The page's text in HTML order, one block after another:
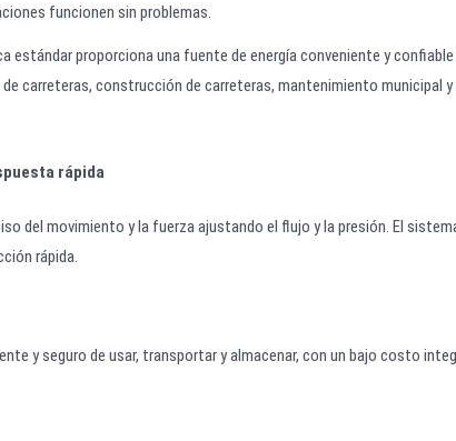
funcionen sin problemas.
estándar proporciona una fuente de energía conveniente y
de carreteras, construcción de carreteras, mantenimiento municipal
rápida
del movimiento y la fuerza ajustando el flujo y la presión. El
rápida.
y seguro de usar, transportar y almacenar, con un bajo costo